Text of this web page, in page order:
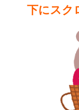
下にスク